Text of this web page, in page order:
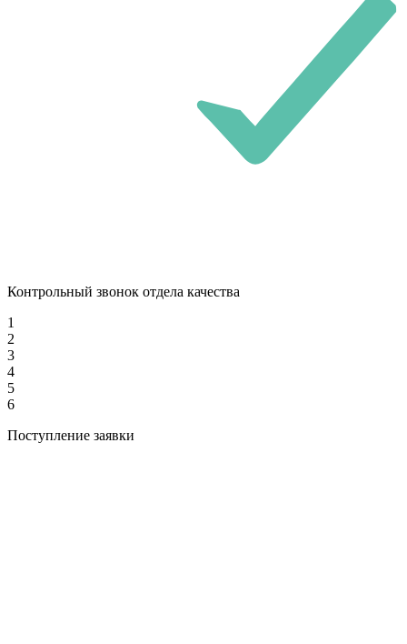
Контрольный звонок отдела качества
1
2
3
4
5
6
Поступление заявки